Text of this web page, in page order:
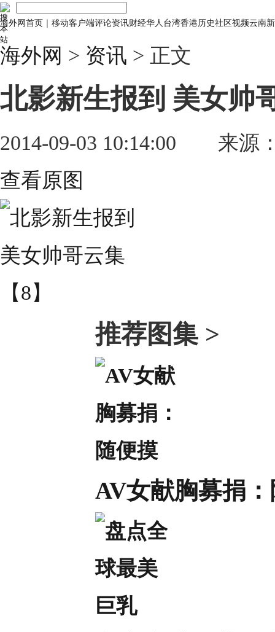
海外网首页 移动客户端评论资讯财经华人 台湾香港历史社区视频云南
海外网 > 资讯 > 正文
北影新生报到 美女帅
2014-09-03 10:14:00
来源
查看原图
推荐图集 >
AV女献胸募捐